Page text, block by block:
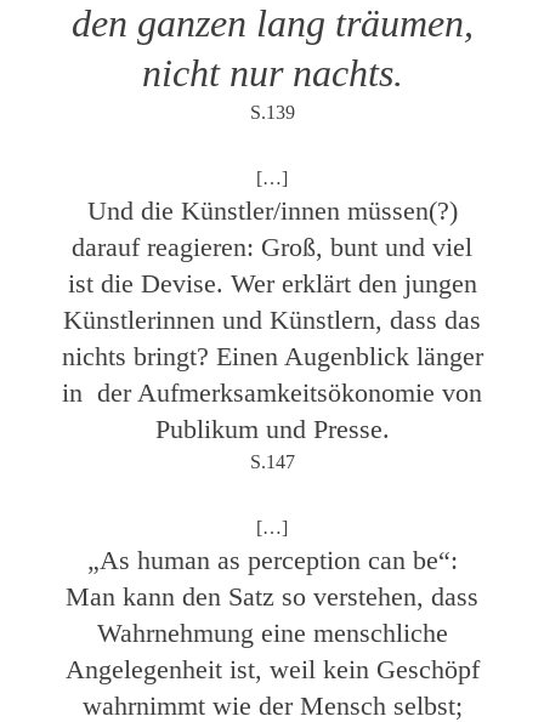
den ganzen lang träumen,
nicht nur nachts.
S.139
[…]
Und die Künstler/innen müssen(?)
darauf reagieren: Groß, bunt und viel
ist die Devise. Wer erklärt den jungen
Künstlerinnen und Künstlern, dass das
nichts bringt? Einen Augenblick länger
in der Aufmerksamkeitsökonomie von
Publikum und Presse.
S.147
[…]
„As human as perception can be“:
Man kann den Satz so verstehen, dass
Wahrnehmung eine menschliche
Angelegenheit ist, weil kein Geschöpf
wahrnimmt wie der Mensch selbst;